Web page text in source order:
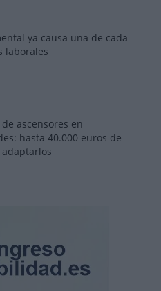
ya causa una de cada
laborales
ascensores en
hasta 40.000 euros de